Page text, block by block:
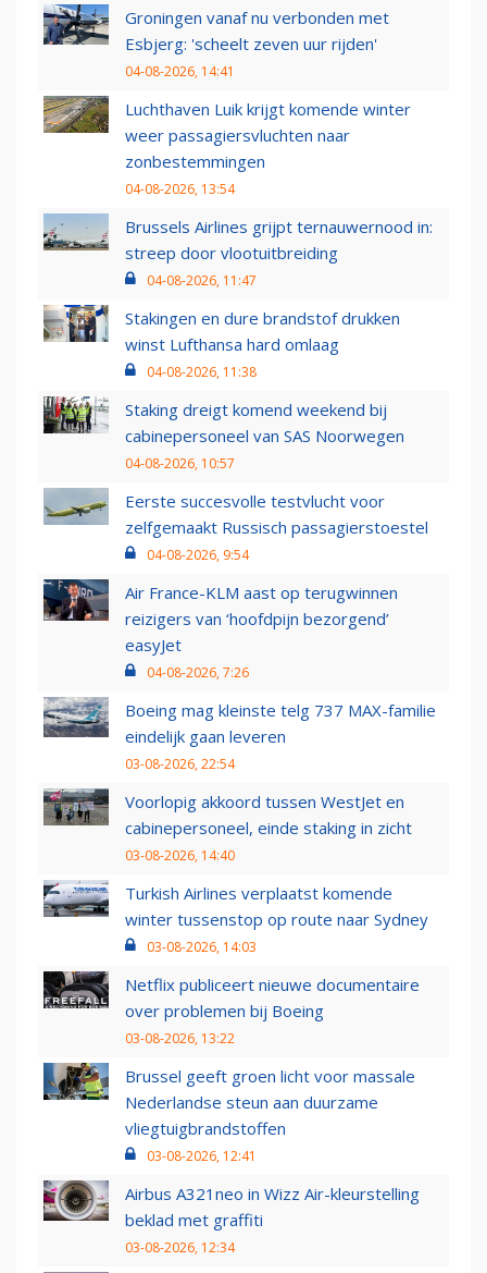
Groningen vanaf nu verbonden met
Esbjerg: 'scheelt zeven uur rijden'
04-08-2026, 14:41
Luchthaven Luik krijgt komende winter
weer passagiersvluchten naar
zonbestemmingen
04-08-2026, 13:54
Brussels Airlines grijpt ternauwernood in:
streep door vlootuitbreiding
04-08-2026, 11:47
Stakingen en dure brandstof drukken
winst Lufthansa hard omlaag
04-08-2026, 11:38
Staking dreigt komend weekend bij
cabinepersoneel van SAS Noorwegen
04-08-2026, 10:57
Eerste succesvolle testvlucht voor
zelfgemaakt Russisch passagierstoestel
04-08-2026, 9:54
Air France-KLM aast op terugwinnen
reizigers van ‘hoofdpijn bezorgend’
easyJet
04-08-2026, 7:26
Boeing mag kleinste telg 737 MAX-familie
eindelijk gaan leveren
03-08-2026, 22:54
Voorlopig akkoord tussen WestJet en
cabinepersoneel, einde staking in zicht
03-08-2026, 14:40
Turkish Airlines verplaatst komende
winter tussenstop op route naar Sydney
03-08-2026, 14:03
Netflix publiceert nieuwe documentaire
over problemen bij Boeing
03-08-2026, 13:22
Brussel geeft groen licht voor massale
Nederlandse steun aan duurzame
vliegtuigbrandstoffen
03-08-2026, 12:41
Airbus A321neo in Wizz Air-kleurstelling
beklad met graffiti
03-08-2026, 12:34